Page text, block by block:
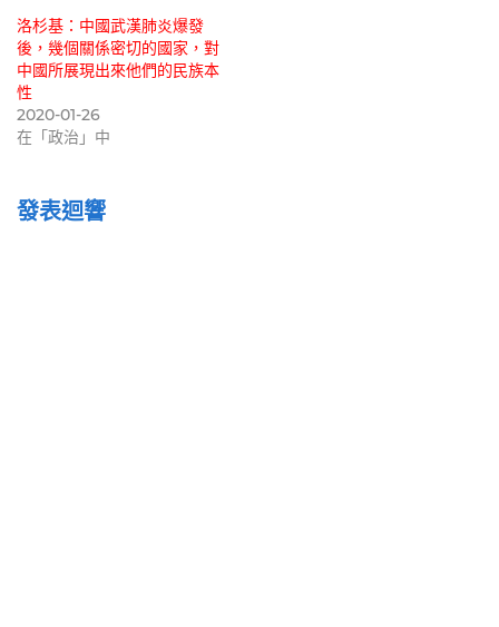
洛杉基：中國武漢肺炎爆發
後，幾個關係密切的國家，對
中國所展現出來他們的民族本
性
2020-01-26
在「政治」中
發表迴響